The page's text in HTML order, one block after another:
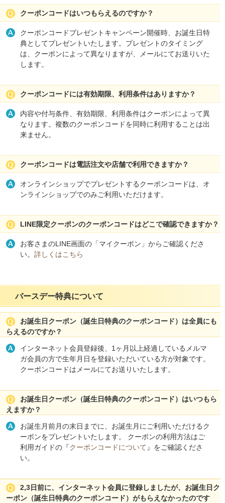
クーポンコードはいつもらえるのですか？
クーポンコードプレゼントキャンペーン開催時、お誕生日特
典としてプレゼントいたします。プレゼントのタイミング
は、クーポンによって異なりますが、メールにてお送りいた
します。
クーポンコードには有効期限、利用条件はありますか？
内容や付与条件、有効期限、利用条件はクーポンによって異
なります。複数のクーポンコードを同時に利用することは出
来ません。
クーポンコードは電話注文や店舗で利用できますか？
オンラインショップでプレゼントするクーポンコードは、オ
ンラインショップでのみご利用いただけます。
LINE限定クーポンのクーポンコードはどこで確認できますか？
お客さまのLINE画面の「マイクーポン」からご確認くださ
い。 詳しくはこちら
バースデー特典について
お誕生日クーポン（誕生日特典のクーポンコード）は全員にも
らえるのですか？
インターネット会員登録後、1ヶ月以上経過しているメルマ
ガ会員の方で生年月日を登録いただいている方が対象です。
クーポンコードはメールにてお送りいたします。
お誕生日クーポン（誕生日特典のクーポンコード）はいつもら
えますか？
お誕生月前月の末日までに、お誕生月にご利用いただけるク
ーポンをプレゼントいたします。 クーポンの利用方法はご
利用ガイドの『クーポンコードについて 』をご確認くださ
い。
2,3日前に、インターネット会員に登録しましたが、お誕生日ク
ーポン（誕生日特典のクーポンコード）がもらえなかったのです